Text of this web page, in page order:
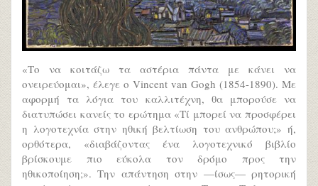
«Το να κοιτάζω τα αστέρια πάντα με κάνει να
ονειρεύομαι», έλεγε ο Vincent van Gogh (1854-1890). Με
αφορμή τα λόγια του καλλιτέχνη, θα μπορούσε να
διατυπώσει κανείς το ερώτημα «Τί μπορεί να προσφέρει
η λογοτεχνία στην ηθική βελτίωση του ανθρώπου;» ή,
ορθότερα, «διαβάζοντας ένα λογοτεχνικό βιβλίο
βρίσκουμε πιο εύκολα τον δρόμο προς την
ηθικοποίηση;». Την απάντηση στην —ίσως— ρητορική